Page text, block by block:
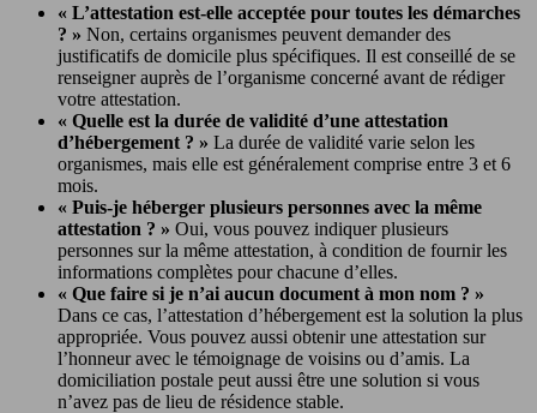
« L’attestation est-elle acceptée pour toutes les démarches
? » Non, certains organismes peuvent demander des
justificatifs de domicile plus spécifiques. Il est conseillé de se
renseigner auprès de l’organisme concerné avant de rédiger
votre attestation.
« Quelle est la durée de validité d’une attestation
d’hébergement ? » La durée de validité varie selon les
organismes, mais elle est généralement comprise entre 3 et 6
mois.
« Puis-je héberger plusieurs personnes avec la même
attestation ? » Oui, vous pouvez indiquer plusieurs
personnes sur la même attestation, à condition de fournir les
informations complètes pour chacune d’elles.
« Que faire si je n’ai aucun document à mon nom ? »
Dans ce cas, l’attestation d’hébergement est la solution la plus
appropriée. Vous pouvez aussi obtenir une attestation sur
l’honneur avec le témoignage de voisins ou d’amis. La
domiciliation postale peut aussi être une solution si vous
n’avez pas de lieu de résidence stable.